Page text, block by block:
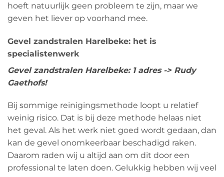
hoeft natuurlijk geen probleem te zijn, maar we
geven het liever op voorhand mee.
Gevel zandstralen Harelbeke: het is
specialistenwerk
Gevel zandstralen Harelbeke: 1 adres -> Rudy
Gaethofs!
Bij sommige reinigingsmethode loopt u relatief
weinig risico. Dat is bij deze methode helaas niet
het geval. Als het werk niet goed wordt gedaan, dan
kan de gevel onomkeerbaar beschadigd raken.
Daarom raden wij u altijd aan om dit door een
professional te laten doen. Gelukkig hebben wij veel